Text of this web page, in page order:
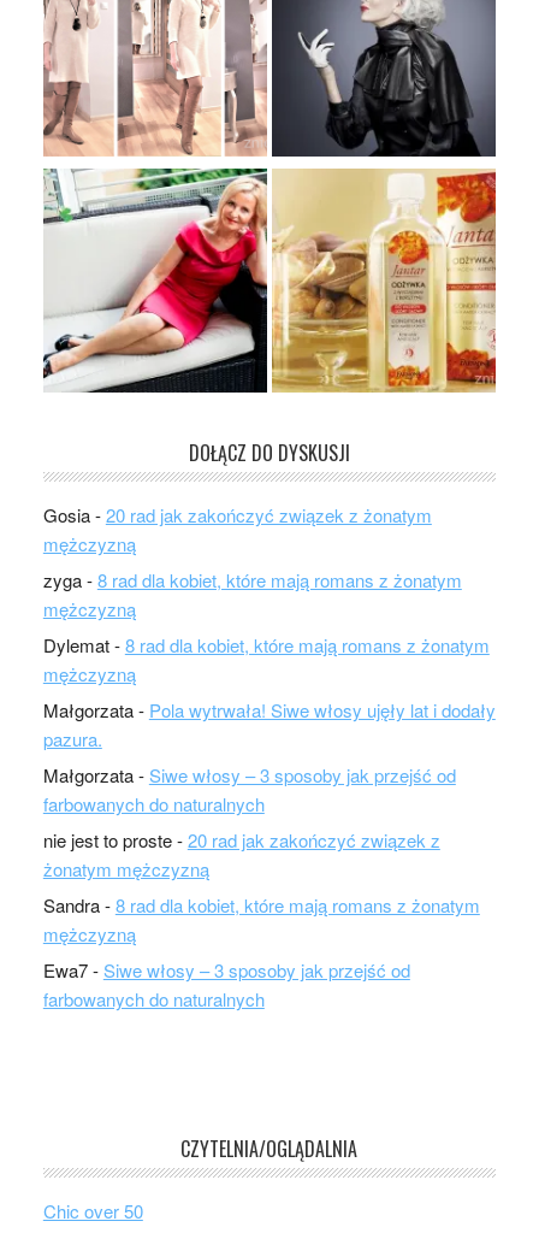
DOŁĄCZ DO DYSKUSJI
Gosia-20 rad jak zakończyć związek z żonatym
mężczyzną
zyga-8 rad dla kobiet, które mają romans z żonatym
mężczyzną
Dylemat-8 rad dla kobiet, które mają romans z żonatym
mężczyzną
Małgorzata- Pola wytrwała! Siwe włosy ujęły lat i dodały
pazura.
Małgorzata-Siwe włosy – 3 sposoby jak przejść od
farbowanych do naturalnych
nie jest to proste-20 rad jak zakończyć związek z
żonatym mężczyzną
Sandra-8 rad dla kobiet, które mają romans z żonatym
mężczyzną
Ewa7-Siwe włosy – 3 sposoby jak przejść od
farbowanych do naturalnych
CZYTELNIA/OGLĄDALNIA
Chic over 50